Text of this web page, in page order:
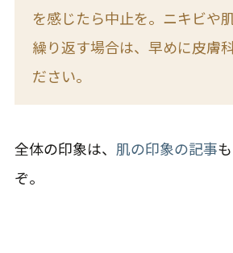
を感じたら中止を。ニキビや
繰り返す場合は、早めに皮膚
ださい。
全体の印象は、 肌の印象の記事
ぞ。